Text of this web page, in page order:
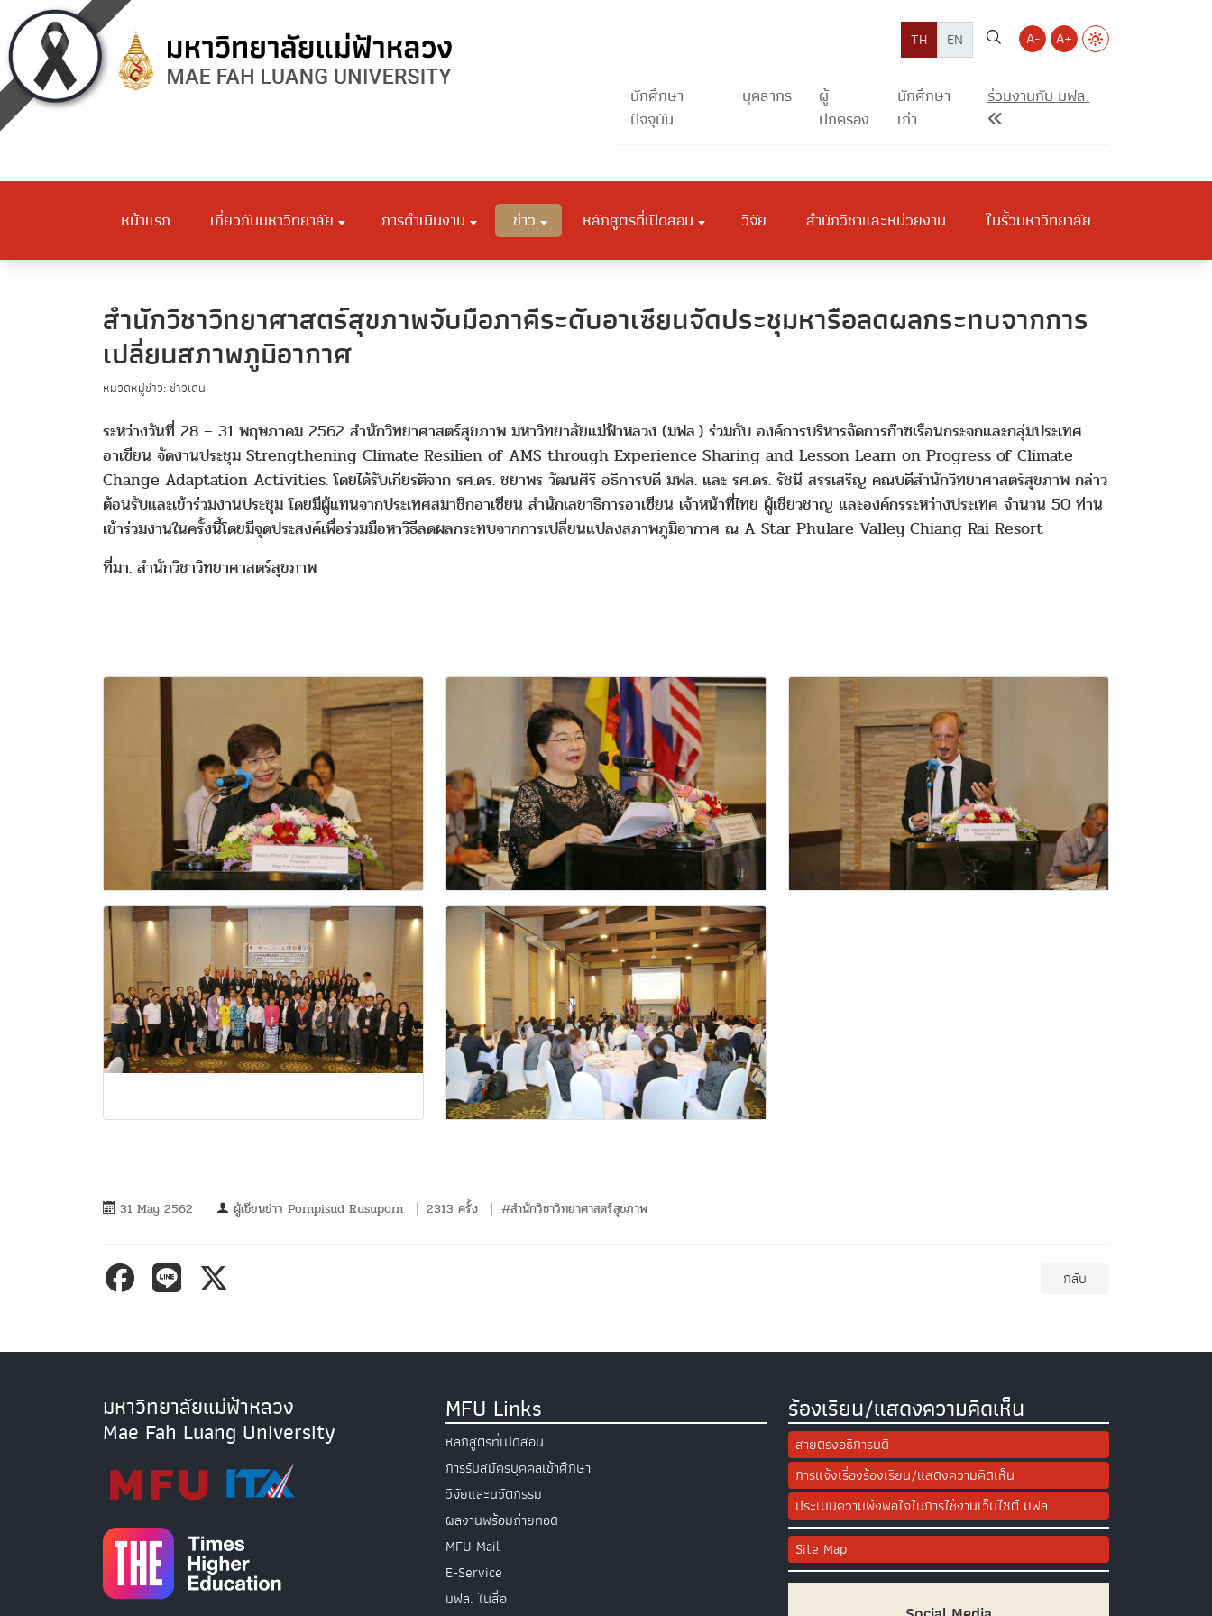
TH EN A- A+
นักศึกษา
ปัจจุบัน
บุคลากร
ผู้
ปกครอง
นักศึกษา
เก่า
ร่วมงานกับ มฟล.
หน้าแรก เกี่ยวกับมหาวิทยาลัย การดำเนินงาน ข่าว หลักสูตรที่เปิดสอน วิจัย สำนักวิชาและหน่วยงาน ในรั้วมหาวิทยาลัย
สำนักวิชาวิทยาศาสตร์สุขภาพจับมือภาคีระดับอาเซียนจัดประชุมหารือลดผลกระทบจากการ
เปลี่ยนสภาพภูมิอากาศ
หมวดหมู่ข่าว: ข่าวเด่น
ระหว่างวันที่ 28 – 31 พฤษภาคม 2562 สำนักวิทยาศาสตร์สุขภาพ มหาวิทยาลัยแม่ฟ้าหลวง (มฟล.) ร่วมกับ องค์การบริหารจัดการก๊าซเรือนกระจกและกลุ่มประเทศ
อาเซียน จัดงานประชุม Strengthening Climate Resilien of AMS through Experience Sharing and Lesson Learn on Progress of Climate
Change Adaptation Activities. โดยได้รับเกียรติจาก รศ.ดร. ชยาพร วัฒนศิริ อธิการบดี มฟล. และ รศ.ดร. รัชนี สรรเสริญ คณบดีสำนักวิทยาศาสตร์สุขภาพ กล่าว
ต้อนรับและเข้าร่วมงานประชุม โดยมีผู้แทนจากประเทศสมาชิกอาเซียน สำนักเลขาธิการอาเซียน เจ้าหน้าที่ไทย ผู้เชียวชาญ และองค์กรระหว่างประเทศ จำนวน 50 ท่าน
เข้าร่วมงานในครั้งนี้โดยมีจุดประสงค์เพื่อร่วมมือหาวิธีลดผลกระทบจากการเปลี่ยนแปลงสภาพภูมิอากาศ ณ A Star Phulare Valley Chiang Rai Resort
ที่มา: สำนักวิชาวิทยาศาสตร์สุขภาพ
31 May 2562 ผู้เขียนข่าว Pornpisud Rusuporn 2313 ครั้ง #สำนักวิชาวิทยาศาสตร์สุขภาพ
กลับ
มหาวิทยาลัยแม่ฟ้าหลวง
Mae Fah Luang University
MFU Links
หลักสูตรที่เปิดสอน
การรับสมัครบุคคลเข้าศึกษา
วิจัยและนวัตกรรม
ผลงานพร้อมถ่ายทอด
MFU Mail
E-Service
มฟล. ในสื่อ
ร้องเรียน/แสดงความคิดเห็น
สายตรงอธิการบดี
การแจ้งเรื่องร้องเรียน/แสดงความคิดเห็น
ประเมินความพึงพอใจในการใช้งานเว็บไซต์ มฟล.
Site Map